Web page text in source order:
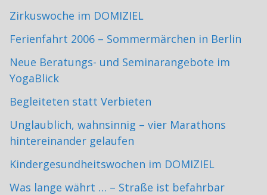
Zirkuswoche im DOMIZIEL
Ferienfahrt 2006 – Sommermärchen in Berlin
Neue Beratungs- und Seminarangebote im
YogaBlick
Begleiteten statt Verbieten
Unglaublich, wahnsinnig – vier Marathons
hintereinander gelaufen
Kindergesundheitswochen im DOMIZIEL
Was lange währt … – Straße ist befahrbar